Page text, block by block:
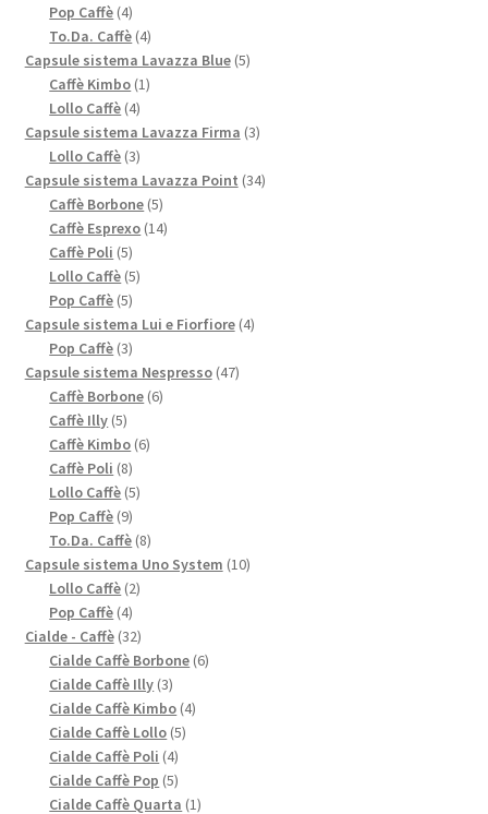
Pop Caffè 44
prodotti
To.Da. Caffè 44
prodotti
Capsule sistema Lavazza Blue 55
Caffè Kimbo 11
Lollo Caffè 44
prodotti
Capsule sistema Lavazza Firma 33
Lollo Caffè 33
prodotti
Capsule sistema Lavazza Point 3434
Caffè Borbone 55
prodotti
Caffè Esprexo 1414
Caffè Poli 55
prodotti
Lollo Caffè 55
Pop Caffè 55
prodotti
Capsule sistema Lui e Fiorfiore 44
Pop Caffè 33
prodotti
Capsule sistema Nespresso 4747
Caffè Borbone 66
Caffè Illy 55
prodotti
Caffè Kimbo 66
Caffè Poli 88
prodotti
Lollo Caffè 55
Pop Caffè 99
prodotti
To.Da. Caffè 88
prodotti
Capsule sistema Uno System 1010
Lollo Caffè 22
Pop Caffè 44
prodotti
Cialde - Caffè 3232
prodotti
Cialde Caffè Borbone 66
Cialde Caffè Illy 33
prodotti
Cialde Caffè Kimbo 44
Cialde Caffè Lollo 55
Cialde Caffè Poli 44
prodotti
Cialde Caffè Pop 55
prodotti
Cialde Caffè Quarta 11